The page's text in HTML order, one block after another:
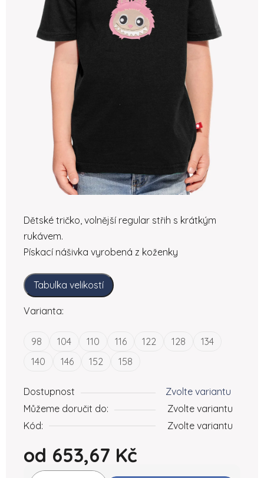
Dětské tričko, volnější regular střih s krátkým
rukávem.
Pískací nášivka vyrobená z koženky
Tabulka velikostí
Varianta:
98 104 110 116 122 128
134
140
146 152 158
Dostupnost
Zvolte variantu
Můžeme doručit do:
Zvolte variantu
Kód:
Zvolte variantu
od 653,67 Kč
Měrná cena: